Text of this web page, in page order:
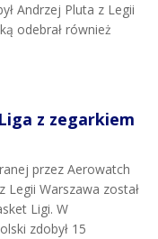
Andrzej Pluta z Legii
odebrał również
z zegarkiem
przez Aerowatch
Legii Warszawa został
Ligi. W
zdobył 15